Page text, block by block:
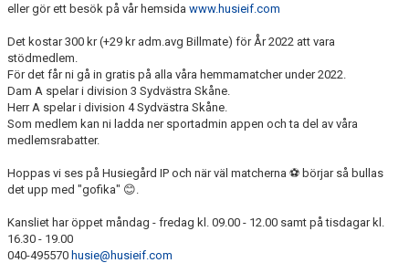
eller gör ett besök på vår hemsida www.husieif.com
Det kostar 300 kr (+29 kr adm.avg Billmate) för År 2022 att vara
stödmedlem.
För det får ni gå in gratis på alla våra hemmamatcher under 2022.
Dam A spelar i division 3 Sydvästra Skåne.
Herr A spelar i division 4 Sydvästra Skåne.
Som medlem kan ni ladda ner sportadmin appen och ta del av våra
medlemsrabatter.
Hoppas vi ses på Husiegård IP och när väl matcherna ⚽ börjar så bullas
det upp med "gofika" 😊.
Kansliet har öppet måndag - fredag kl. 09.00 - 12.00 samt på tisdagar kl.
16.30 - 19.00
040-495570 husie@husieif.com